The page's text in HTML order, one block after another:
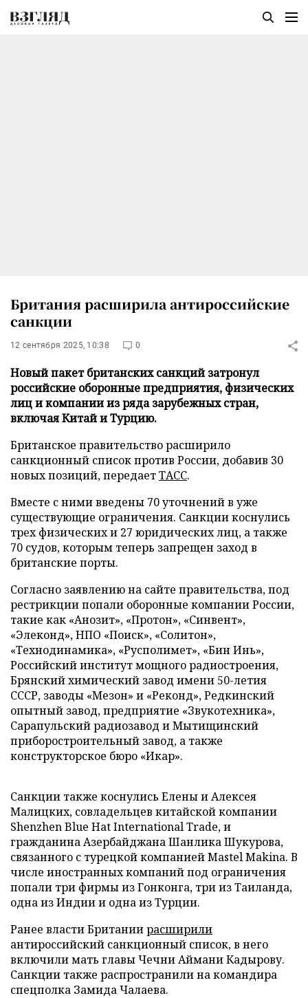
Британия расширила антироссийские
санкции
12 сентября 2025, 10:38 0
Новый пакет британских санкций затронул
российские оборонные предприятия, физических
лиц и компании из ряда зарубежных стран,
включая Китай и Турцию.
Британское правительство расширило
санкционный список против России, добавив 30
новых позиций, передаетТАСС.
Вместе с ними введены 70 уточнений в уже
существующие ограничения. Санкции коснулись
трех физических и 27 юридических лиц, а также
70 судов, которым теперь запрещен заход в
британские порты.
Согласно заявлению на сайте правительства, под
рестрикции попали оборонные компании России,
такие как «Анозит», «Протон», «Синвент»,
«Элеконд», НПО «Поиск», «Солитон»,
«Технодинамика», «Русполимет», «Бин Инь»,
Российский институт мощного радиостроения,
Брянский химический завод имени 50-летия
СССР, заводы «Мезон» и «Реконд», Редкинский
опытный завод, предприятие «Звукотехника»,
Сарапульский радиозавод и Мытищинский
приборостроительный завод, а также
конструкторское бюро «Икар».
Санкции также коснулись Елены и Алексея
Малицких, совладельцев китайской компании
Shenzhen Blue Hat International Trade, и
гражданина Азербайджана Шанлика Шукурова,
связанного с турецкой компанией Mastel Makina. В
числе иностранных компаний под ограничения
попали три фирмы из Гонконга, три из Таиланда,
одна из Индии и одна из Турции.
Ранее власти Британиирасширили
антироссийский санкционный список, в него
включили мать главы Чечни Аймани Кадырову.
Санкции также распространили на командира
спецполка Замида Чалаева.